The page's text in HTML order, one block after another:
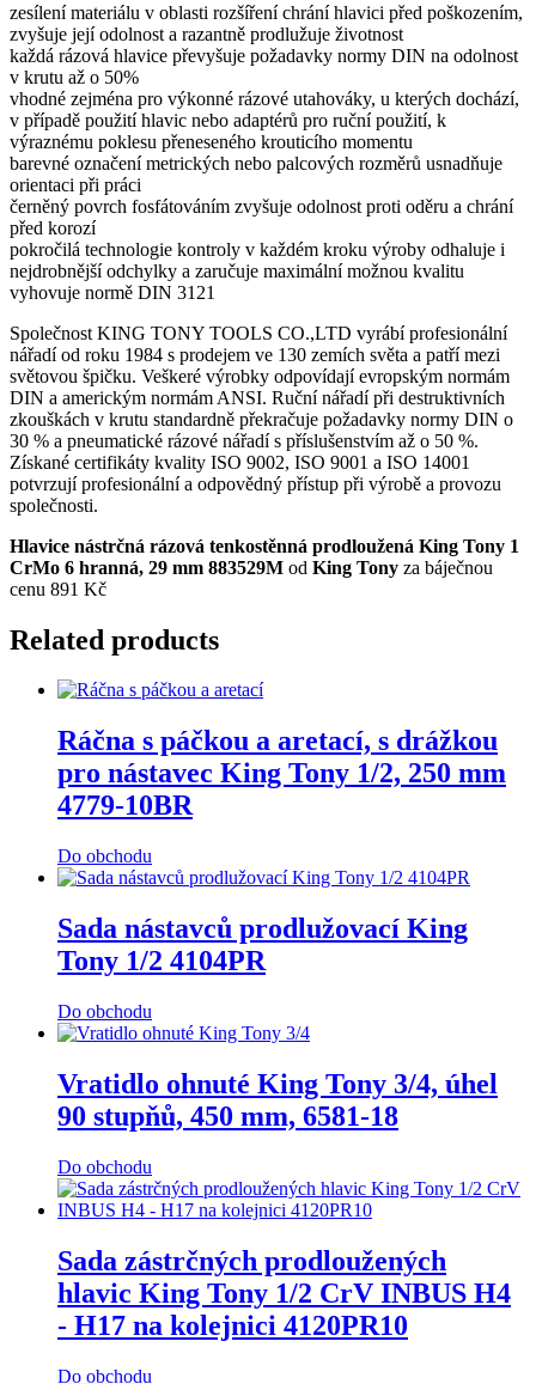
zesílení materiálu v oblasti rozšíření chrání hlavici před poškozením,
zvyšuje její odolnost a razantně prodlužuje životnost
každá rázová hlavice převyšuje požadavky normy DIN na odolnost
v krutu až o 50%
vhodné zejména pro výkonné rázové utahováky, u kterých dochází,
v případě použití hlavic nebo adaptérů pro ruční použití, k
výraznému poklesu přeneseného krouticího momentu
barevné označení metrických nebo palcových rozměrů usnadňuje
orientaci při práci
černěný povrch fosfátováním zvyšuje odolnost proti oděru a chrání
před korozí
pokročilá technologie kontroly v každém kroku výroby odhaluje i
nejdrobnější odchylky a zaručuje maximální možnou kvalitu
vyhovuje normě DIN 3121
Společnost KING TONY TOOLS CO.,LTD vyrábí profesionální
nářadí od roku 1984 s prodejem ve 130 zemích světa a patří mezi
světovou špičku. Veškeré výrobky odpovídají evropským normám
DIN a americkým normám ANSI. Ruční nářadí při destruktivních
zkouškách v krutu standardně překračuje požadavky normy DIN o
30 % a pneumatické rázové nářadí s příslušenstvím až o 50 %.
Získané certifikáty kvality ISO 9002, ISO 9001 a ISO 14001
potvrzují profesionální a odpovědný přístup při výrobě a provozu
společnosti.
Hlavice nástrčná rázová tenkostěnná prodloužená King Tony 1
CrMo 6 hranná, 29 mm 883529M od King Tony za báječnou
cenu 891 Kč
Related products
Ráčna s páčkou a aretací, s drážkou
pro nástavec King Tony 1/2, 250 mm
4779-10BR
Do obchodu
Sada nástavců prodlužovací King
Tony 1/2 4104PR
Do obchodu
Vratidlo ohnuté King Tony 3/4, úhel
90 stupňů, 450 mm, 6581-18
Do obchodu
Sada zástrčných prodloužených
hlavic King Tony 1/2 CrV INBUS H4
- H17 na kolejnici 4120PR10
Do obchodu